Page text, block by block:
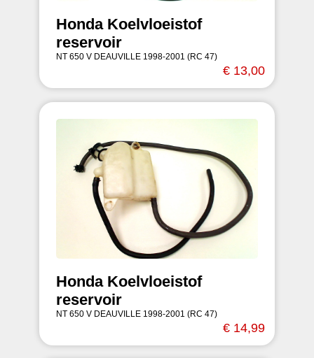
Honda Koelvloeistof
reservoir
NT 650 V DEAUVILLE 1998-2001 (RC 47)
€ 13,00
Honda Koelvloeistof
reservoir
NT 650 V DEAUVILLE 1998-2001 (RC 47)
€ 14,99